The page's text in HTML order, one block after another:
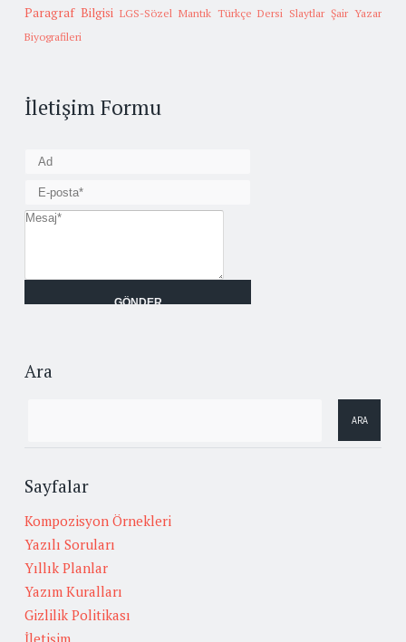
Paragraf Bilgisi LGS-Sözel Mantık Türkçe Dersi Slaytlar Şair Yazar
Biyografileri
İletişim Formu
Ara
Sayfalar
Kompozisyon Örnekleri
Yazılı Soruları
Yıllık Planlar
Yazım Kuralları
Gizlilik Politikası
İletişim